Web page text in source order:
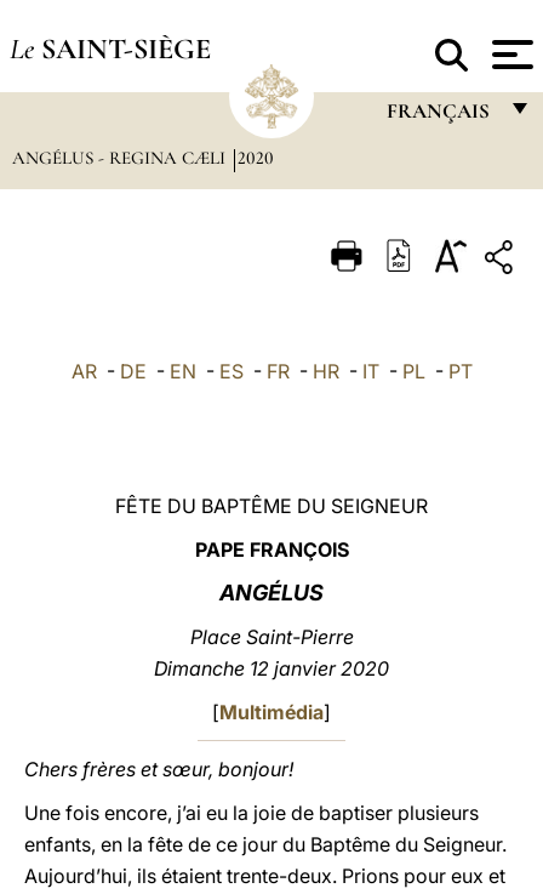
Le SAINT-SIÈGE
FRANÇAIS
ITALIANO
ANGÉLUS - REGINA CÆLI 2020
AR- DE - EN - ES- FR- HR- IT- PL- PT
FÊTE DU BAPTÊME DU SEIGNEUR
PAPE FRANÇOIS
ANGÉLUS
Place Saint-Pierre
Dimanche 12 janvier 2020
[Multimédia]
Chers frères et sœur, bonjour!
Une fois encore, j’ai eu la joie de baptiser plusieurs
enfants, en la fête de ce jour du Baptême du Seigneur.
Aujourd’hui, ils étaient trente-deux. Prions pour eux et